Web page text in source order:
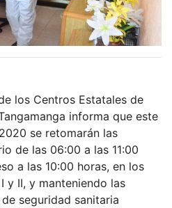
los Centros Estatales de
informa que este
se retomarán las
de las 06:00 a las 11:00
a las 10:00 horas, en los
y II, y manteniendo las
seguridad sanitaria